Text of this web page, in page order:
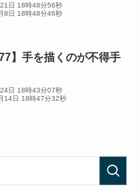
日 18時48分56秒
8日 18時48分46秒
】手を描くのが不得手
日 18時43分07秒
14日 18時47分32秒